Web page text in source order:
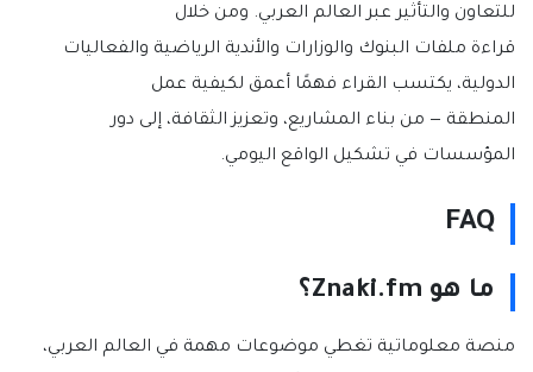
للتعاون والتأثير عبر العالم العربي. ومن خلال
قراءة ملفات البنوك والوزارات والأندية الرياضية والفعاليات
الدولية، يكتسب القراء فهمًا أعمق لكيفية عمل
المنطقة — من بناء المشاريع، وتعزيز الثقافة، إلى دور
المؤسسات في تشكيل الواقع اليومي.
FAQ
ما هو Znaki.fm؟
منصة معلوماتية تغطي موضوعات مهمة في العالم العربي،